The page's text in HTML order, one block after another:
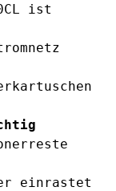
ist
einrastet